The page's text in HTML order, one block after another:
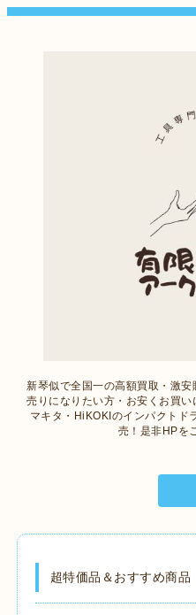
新琴似で全国一の高額買取・激
売りになりたい方・お安くお買
マキタ・HiKOKIのインパクトド
売！是非HPを
超特価品＆おすすめ商品